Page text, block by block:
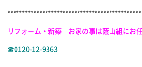
リフォーム・新築 お家の事は蔭山組にお任
☎0120-12-9363